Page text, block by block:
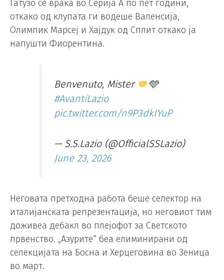
Гатузо се враќа во Серија А по пет години,
откако од клупата ги водеше Валенсија,
Олимпик Марсеј и Хајдук од Сплит откако ја
напушти Фиорентина.
Benvenuto, Mister
🩵
#AvantiLazio
pic.twitter.com/n9P3dkIYuP
— S.S.Lazio (@OfficialSSLazio)
June 23, 2026
Неговата претходна работа беше селектор на
италијанската репрезентација, но неговиот тим
доживеа дебакл во плејофот за Светското
првенство. „Азурите“ беа елиминирани од
селекцијата на Босна и Херцеговина во Зеница
во март.